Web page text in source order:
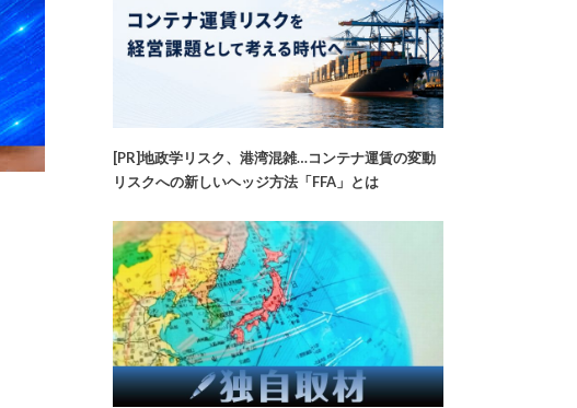
[PR]地政学リスク、港湾混雑…コンテナ運賃の変動
リスクへの新しいヘッジ方法「FFA」とは